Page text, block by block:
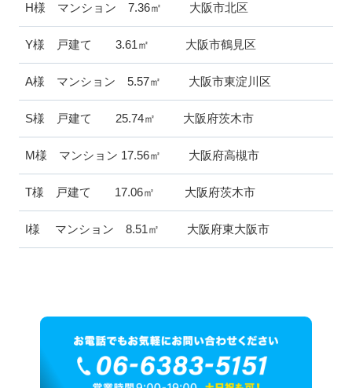
H様 マンション 7.36㎡ 大阪市北区
Y様 戸建て 3.61㎡ 大阪市鶴見区
A様 マンション 5.57㎡ 大阪市東淀川区
S様 戸建て 25.74㎡ 大阪府茨木市
M様 マンション 17.56㎡ 大阪府高槻市
T様 戸建て 17.06㎡ 大阪府茨木市
I様 マンション 8.51㎡ 大阪府東大阪市